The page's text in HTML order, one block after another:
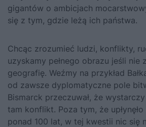
gigantów o ambicjach
się z tym, gdzie leżą ich państwa.
Chcąc zrozumieć ludzi, konflikty,
uzyskamy pełnego obrazu jeśli nie
geografię. Weźmy na przykład
od zawsze dyplomatyczne pole
Bismarck przeczuwał, że
tam konflikt. Poza tym, że
ponad 100 lat, w tej kwestii nic się